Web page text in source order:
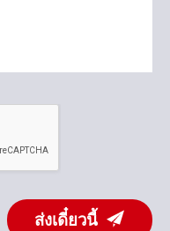
ส่งเดี๋ยวนี้